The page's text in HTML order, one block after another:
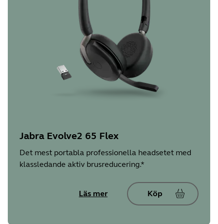
Jabra Evolve2 65 Flex
Det mest portabla professionella headsetet med
klassledande aktiv brusreducering.*
Läs mer Köp